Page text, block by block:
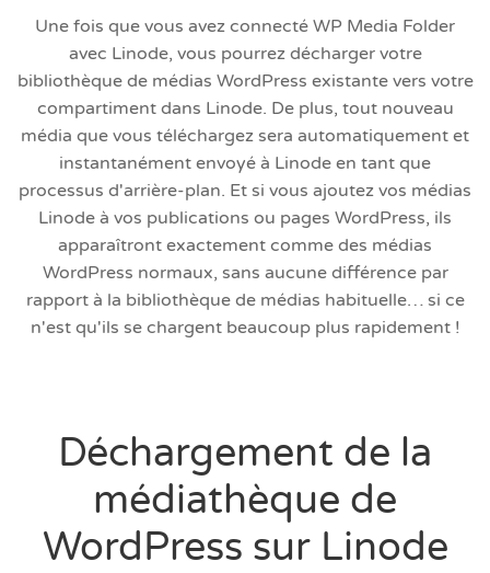
Une fois que vous avez connecté WP Media Folder
avec Linode, vous pourrez décharger votre
bibliothèque de médias WordPress existante vers votre
compartiment dans Linode. De plus, tout nouveau
média que vous téléchargez sera automatiquement et
instantanément envoyé à Linode en tant que
processus d'arrière-plan. Et si vous ajoutez vos médias
Linode à vos publications ou pages WordPress, ils
apparaîtront exactement comme des médias
WordPress normaux, sans aucune différence par
rapport à la bibliothèque de médias habituelle… si ce
n'est qu'ils se chargent beaucoup plus rapidement !
Déchargement de la
médiathèque de
WordPress sur Linode